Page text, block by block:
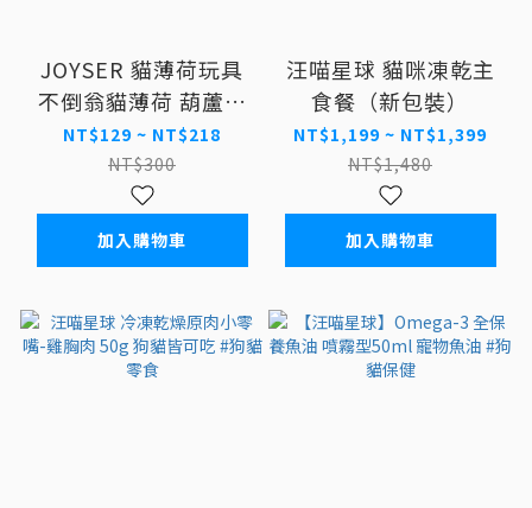
JOYSER 貓薄荷玩具
不倒翁貓薄荷 葫蘆貓
薄荷 貓玩具
NT$129 ~ NT$218
NT$300
加入購物車
汪喵星球 貓咪凍乾主
食餐（新包裝）
NT$1,199 ~ NT$1,399
NT$1,480
加入購物車